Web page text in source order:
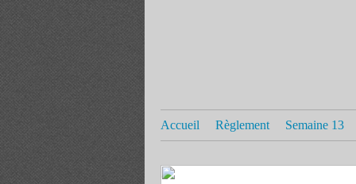
Accueil Règlement Semaine 13